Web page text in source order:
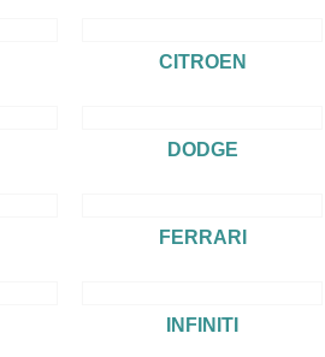
CITROEN
DODGE
FERRARI
INFINITI